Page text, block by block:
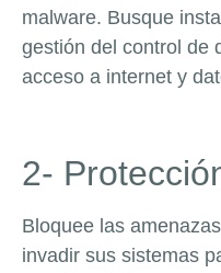
malware. Busque
gestión del control de
acceso a internet y
2-
Bloquee las
invadir sus sistemas